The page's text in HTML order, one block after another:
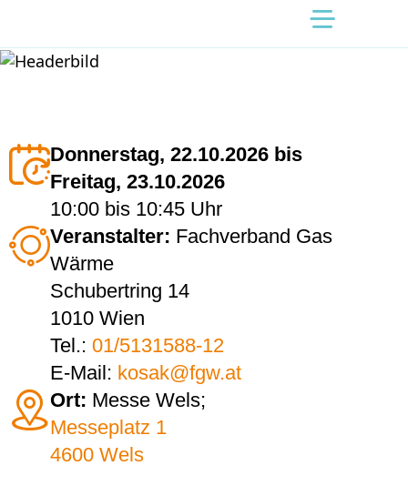
Donnerstag, 22.10.2026 bis
Freitag, 23.10.2026
10:00 bis 10:45 Uhr
Veranstalter: Fachverband Gas
Wärme
Schubertring 14
1010 Wien
Tel.: 01/5131588-12
E-Mail: kosak@fgw.at
Ort: Messe Wels;
Messeplatz 1
4600 Wels